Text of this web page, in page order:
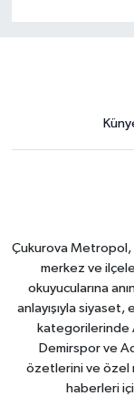
Çukurova Metropol,
merkez ve
okuyucularına
anlayışıyla
kategorilerinde
Demirspor ve
özetlerini ve özel
haberleri